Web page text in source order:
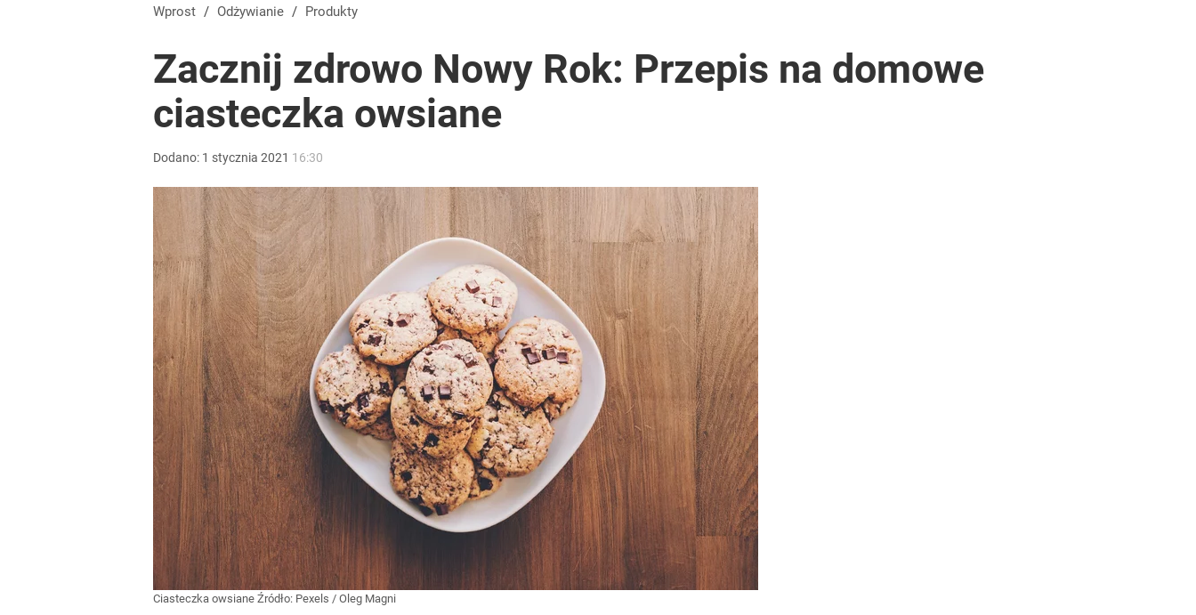
Wprost / Odżywianie / Produkty
Zacznij zdrowo Nowy Rok: Przepis na domowe
ciasteczka owsiane
Dodano: 1 stycznia 2021 16:30
Ciasteczka owsiane Źródło: Pexels / Oleg Magni